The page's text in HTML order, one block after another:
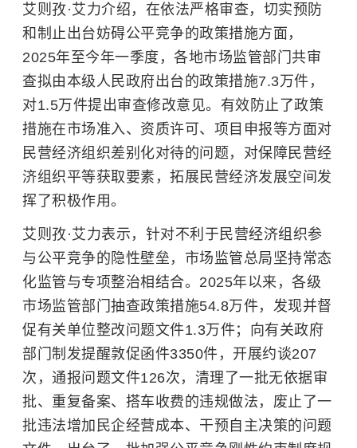
艾则孜·艾力介绍，在依法严格审查，切实预防
和制止出台妨碍公平竞争的政策措施方面，
2025年至今年一季度，各地市场监管部门共审
查拟由本级人民政府出台的政策措施7.3万件，
对1.5万件提出审查修改意见。有效防止了政策
措施在市场准入、资质许可、项目申报等方面对
民营经济组织差别化对待的问题，对保障民营经
济组织平等获取要素，拓展民营经济发展空间发
挥了积极作用。
艾则孜·艾力表示，针对不利于民营经济组织参
与公平竞争的隐性壁垒，市场监管总局坚持常态
化监管与专项整治相结合。2025年以来，各级
市场监管部门抽查政策措施54.8万件，发现并督
促有关单位整改问题文件1.3万件；向有关政府
部门制发提醒敦促函件3350件，开展约谈207
次，通报问题文件126次，清理了一批无依据审
批、重复备案、搭车收费的违规做法，废止了一
批违法增加民企经营成本、干预自主决策的问题